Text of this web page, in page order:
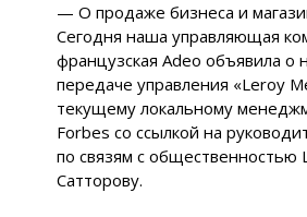
— О продаже бизнеса и
Сегодня наша управляющая
французская Adeo объявила о
передаче управления «Leroy
текущему локальному
Forbes со ссылкой на
по связям с общественностью
Сатторову.